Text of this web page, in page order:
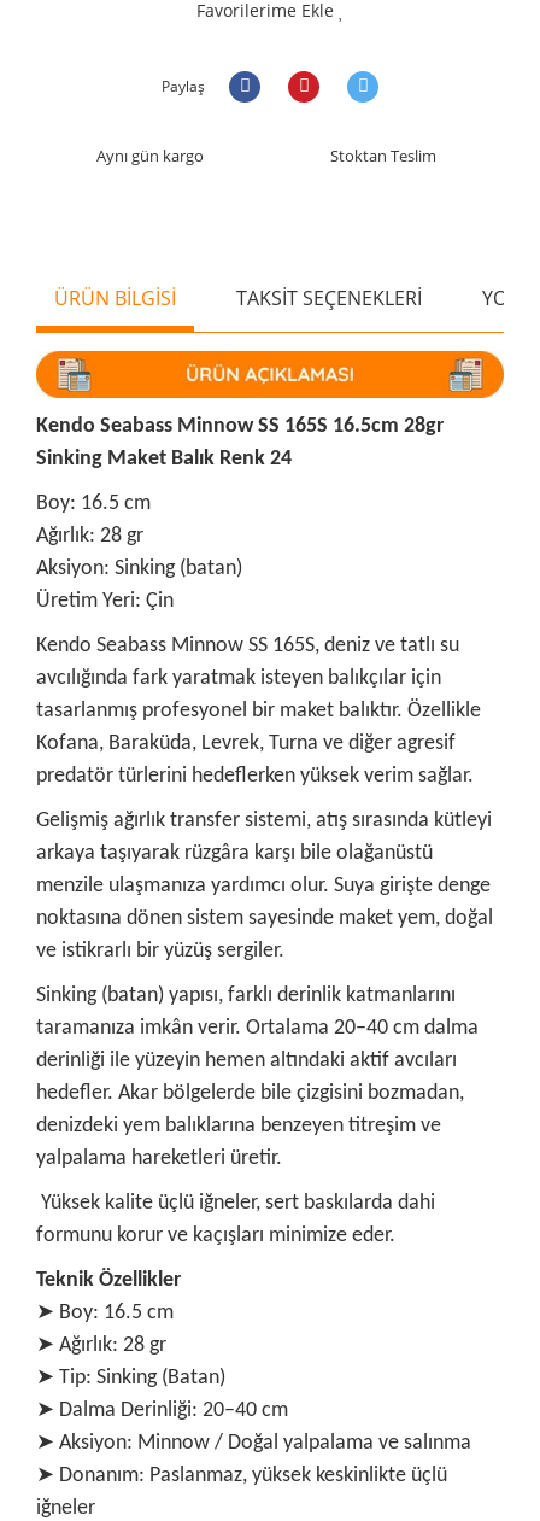
Favorilerime Ekle
Paylaş
Aynı gün kargo Stoktan Teslim
ÜRÜN BİLGİSİ TAKSİT SEÇENEKLERİ
Kendo Seabass Minnow SS 165S 16.5cm 28gr
Sinking Maket Balık Renk 24
Boy: 16.5 cm
Ağırlık: 28 gr
Aksiyon: Sinking (batan)
Üretim Yeri: Çin
Kendo Seabass Minnow SS 165S, deniz ve tatlı su
avcılığında fark yaratmak isteyen balıkçılar için
tasarlanmış profesyonel bir maket balıktır. Özellikle
Kofana, Baraküda, Levrek, Turna ve diğer agresif
predatör türlerini hedeflerken yüksek verim sağlar.
Gelişmiş ağırlık transfer sistemi, atış sırasında kütleyi
arkaya taşıyarak rüzgâra karşı bile olağanüstü
menzile ulaşmanıza yardımcı olur. Suya girişte denge
noktasına dönen sistem sayesinde maket yem, doğal
ve istikrarlı bir yüzüş sergiler.
Sinking (batan) yapısı, farklı derinlik katmanlarını
taramanıza imkân verir. Ortalama 20–40 cm dalma
derinliği ile yüzeyin hemen altındaki aktif avcıları
hedefler. Akar bölgelerde bile çizgisini bozmadan,
denizdeki yem balıklarına benzeyen titreşim ve
yalpalama hareketleri üretir.
Yüksek kalite üçlü iğneler, sert baskılarda dahi
formunu korur ve kaçışları minimize eder.
Teknik Özellikler
➤ Boy: 16.5 cm
➤ Ağırlık: 28 gr
➤ Tip: Sinking (Batan)
➤ Dalma Derinliği: 20–40 cm
➤ Aksiyon: Minnow / Doğal yalpalama ve salınma
➤ Donanım: Paslanmaz, yüksek keskinlikte üçlü
iğneler